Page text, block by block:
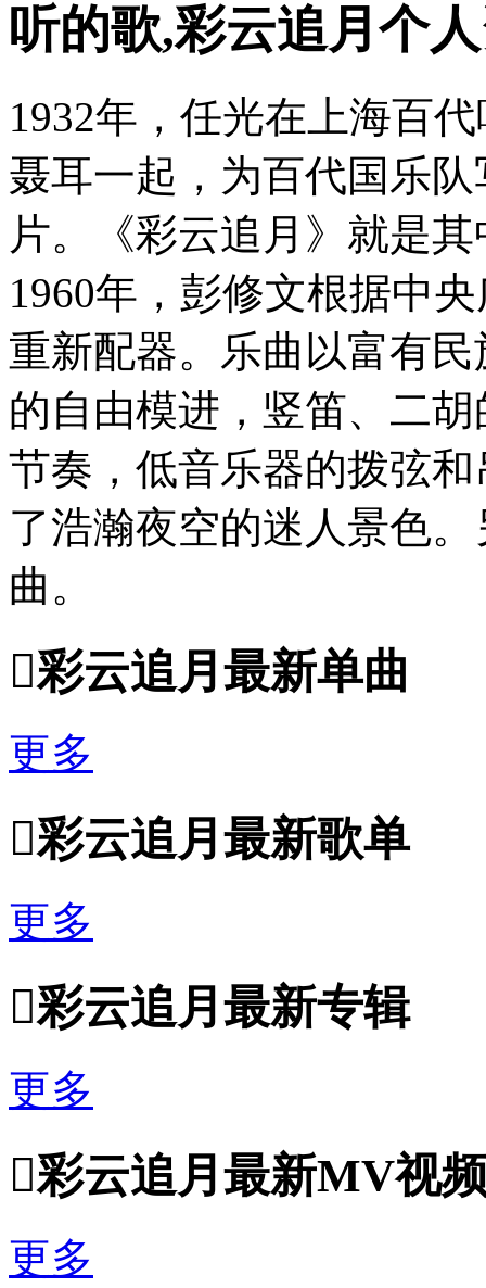
听的歌,彩云追月个
1932年，任光在上海百
聂耳一起，为百代国乐
片。《彩云追月》就是
1960年，彭修文根据中
重新配器。乐曲以富有
的自由模进，竖笛、二
节奏，低音乐器的拨弦
了浩瀚夜空的迷人景色
曲。
彩云追月最新单曲
更多
彩云追月最新歌单
更多
彩云追月最新专辑
更多
彩云追月最新MV视
更多